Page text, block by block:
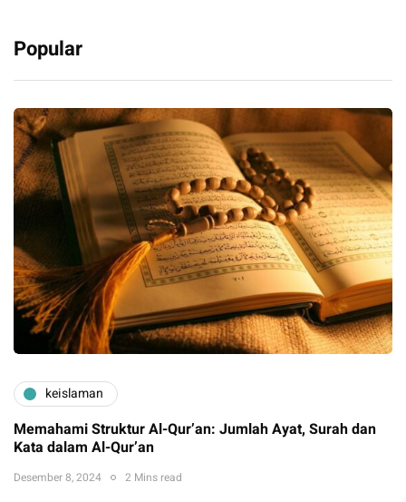
Popular
keislaman
Memahami Struktur Al-Qur’an: Jumlah Ayat, Surah dan
Kata dalam Al-Qur’an
Desember 8, 2024 2 Mins read